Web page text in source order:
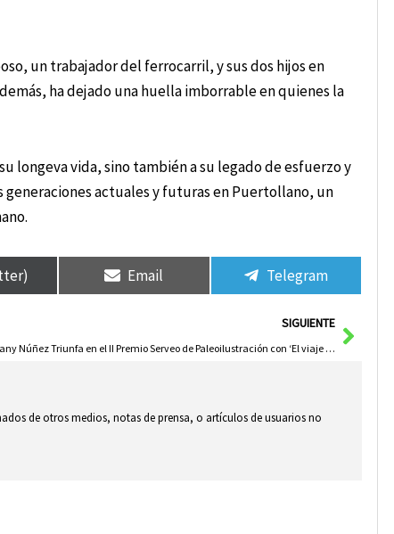
un trabajador del ferrocarril, y sus dos hijos en
ha dejado una huella imborrable en quienes la
longeva vida, sino también a su legado de esfuerzo y
actuales y futuras en Puertollano, un
Email Telegram
SIGUIENTE
Melany Núñez Triunfa en el II Premio Serveo de Paleoilustración con ‘El viaje a Las Hoyas’
de otros medios, notas de prensa, o artículos de usuarios no